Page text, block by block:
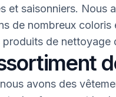
et saisonniers. Nous
de nombreux coloris
de nettoyage
avons des